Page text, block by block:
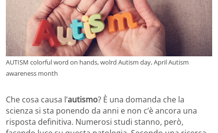
AUTISM colorful word on hands, wolrd Autism day, April Autism
awareness month
Che cosa causa l’autismo? È una domanda che la
scienza si sta ponendo da anni e non c’è ancora una
risposta definitiva. Numerosi studi stanno, però,